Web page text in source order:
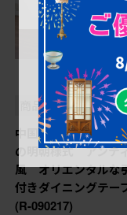
¥129,800
商品番号 R-
中国ヴィンテージ
の明朝様式 アンテ
風 オリエンタルな
付きダイニングテー
(R-090217)